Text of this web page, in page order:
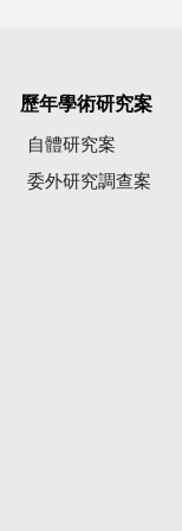
歷年學術研究案
自體研究案
委外研究調查案